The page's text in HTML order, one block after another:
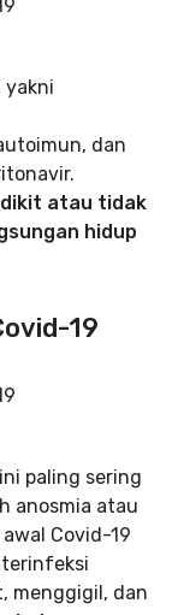
yakni
dan
atau tidak
hidup
19
paling sering
anosmia atau
Covid-19
menggigil, dan